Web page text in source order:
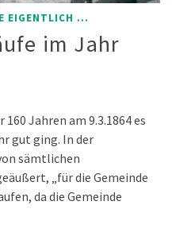
EIGENTLICH ...
im Jahr
Jahren am 9.3.1864 es
gut ging. In der
sämtlichen
„für die Gemeinde
da die Gemeinde